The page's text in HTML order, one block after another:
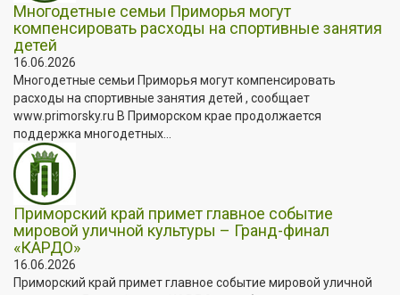
Многодетные семьи Приморья могут
компенсировать расходы на спортивные занятия
детей
16.06.2026
Многодетные семьи Приморья могут компенсировать
расходы на спортивные занятия детей , сообщает
www.primorsky.ru В Приморском крае продолжается
поддержка многодетных...
Приморский край примет главное событие
мировой уличной культуры – Гранд-финал
«КАРДО»
16.06.2026
Приморский край примет главное событие мировой уличной